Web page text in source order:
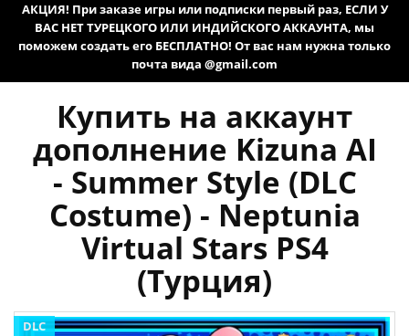
АКЦИЯ! При заказе игры или подписки первый раз, ЕСЛИ У
ВАС НЕТ ТУРЕЦКОГО ИЛИ ИНДИЙСКОГО АККАУНТА, мы
поможем создать его БЕСПЛАТНО! От вас нам нужна только
почта вида @gmail.com
Купить на аккаунт
дополнение Kizuna AI
- Summer Style (DLC
Costume) - Neptunia
Virtual Stars PS4
(Турция)
DLC